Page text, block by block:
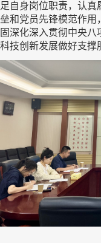
足自身岗位职责，认
垒和党员先锋模范作
固深化深入贯彻中央
科技创新发展做好支撑